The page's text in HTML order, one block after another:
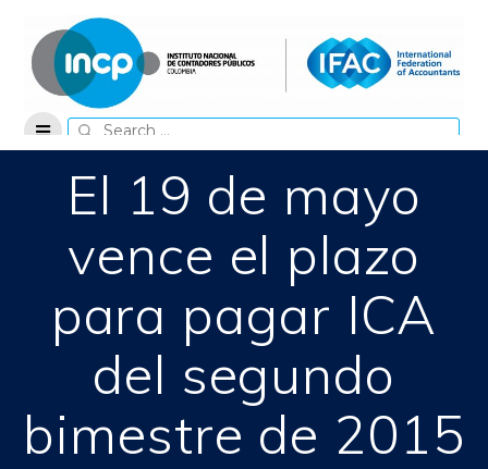
content
Search
for:
El 19 de mayo
vence el plazo
para pagar ICA
del segundo
bimestre de 2015